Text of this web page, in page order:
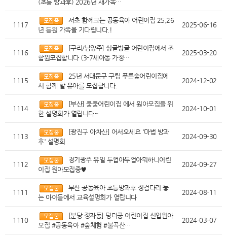
(초등 방과후) 2026년 새가족…
1117
서초 함께크는 공동육아 어린이집 25,26
년 등원 가족을 기다립니다.!
2025-06-16
1116
[구리/남양주] 싱글벙글 어린이집에서 조
합원모집합니다 (3-7세아동 가정…
2025-03-20
1115
25년 서대문구 구립 푸른숲어린이집에
서 함께 할 유아를 모집합니다.
2024-12-02
1114
[부산] 쿵쿵어린이집 에서 원아모집을 위
한 설명회가 열립니다~
2024-10-01
1113
[광진구 아차산] 어서오세요 '마법 방과
후' 설명회
2024-09-30
1112
경기광주 유일 두껍아두껍아뭐하니어린
이집 원아모집중♥
2024-09-27
1111
부산 공동육아 초등방과후 징검다리 놓
는 아이들에서 교육설명회가 열립니다
2024-08-11
1110
[분당 정자동] 덩더쿵 어린이집 신입원아
모집 #공동육아 #숲체험 #불곡산…
2024-03-07